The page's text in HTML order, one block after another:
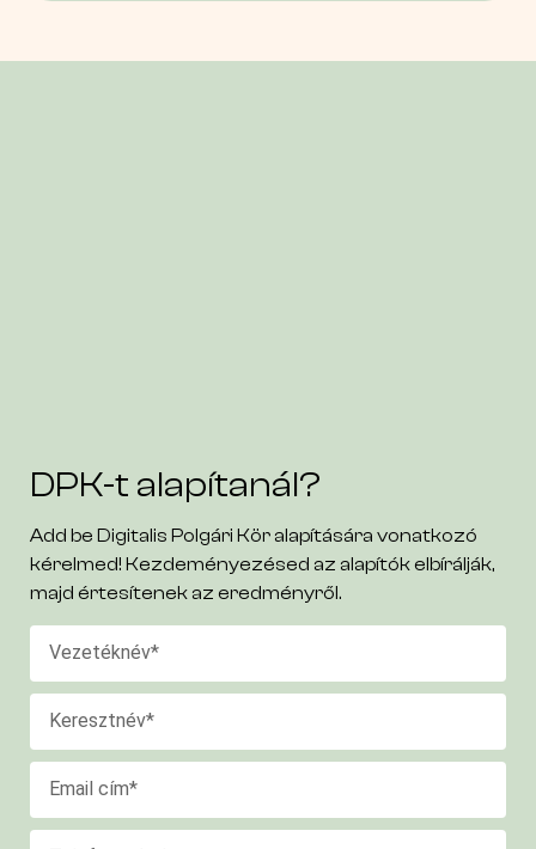
DPK-t alapítanál?
Add be Digitalis Polgári Kör alapítására vonatkozó
kérelmed! Kezdeményezésed az alapítók elbírálják,
majd értesítenek az eredményről.